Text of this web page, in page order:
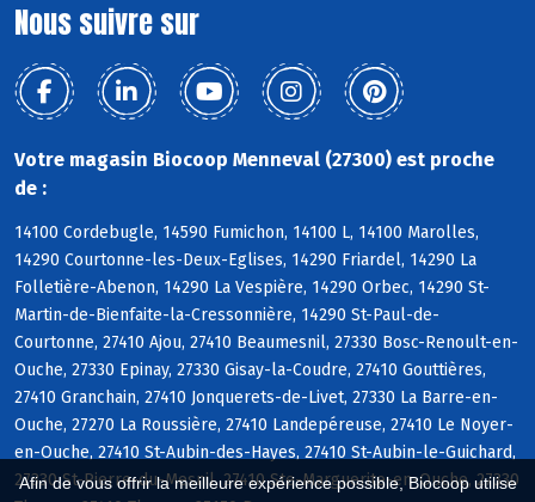
Afin de vous offrir la meilleure expérience possible, Biocoop utilise
Nous suivre sur
Votre magasin Biocoop Menneval (27300) est proche
de :
14100 Cordebugle, 14590 Fumichon, 14100 L, 14100 Marolles,
14290 Courtonne-les-Deux-Eglises, 14290 Friardel, 14290 La
Folletière-Abenon, 14290 La Vespière, 14290 Orbec, 14290 St-
Martin-de-Bienfaite-la-Cressonnière, 14290 St-Paul-de-
Courtonne, 27410 Ajou, 27410 Beaumesnil, 27330 Bosc-Renoult-en-
Ouche, 27330 Epinay, 27330 Gisay-la-Coudre, 27410 Gouttières,
27410 Granchain, 27410 Jonquerets-de-Livet, 27330 La Barre-en-
Ouche, 27270 La Roussière, 27410 Landepéreuse, 27410 Le Noyer-
en-Ouche, 27410 St-Aubin-des-Hayes, 27410 St-Aubin-le-Guichard,
27330 St-Pierre-du-Mesnil, 27410 Ste-Marguerite-en-Ouche, 27330